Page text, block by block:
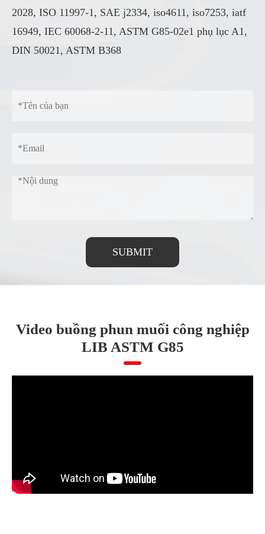
2028, ISO 11997-1, SAE j2334, iso4611, iso7253, iatf
16949, IEC 60068-2-11, ASTM G85-02e1 phụ lục A1,
DIN 50021, ASTM B368
SUBMIT
Video buồng phun muối công nghiệp
LIB ASTM G85